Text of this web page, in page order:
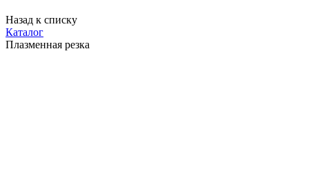
Назад к списку
Каталог
Плазменная резка